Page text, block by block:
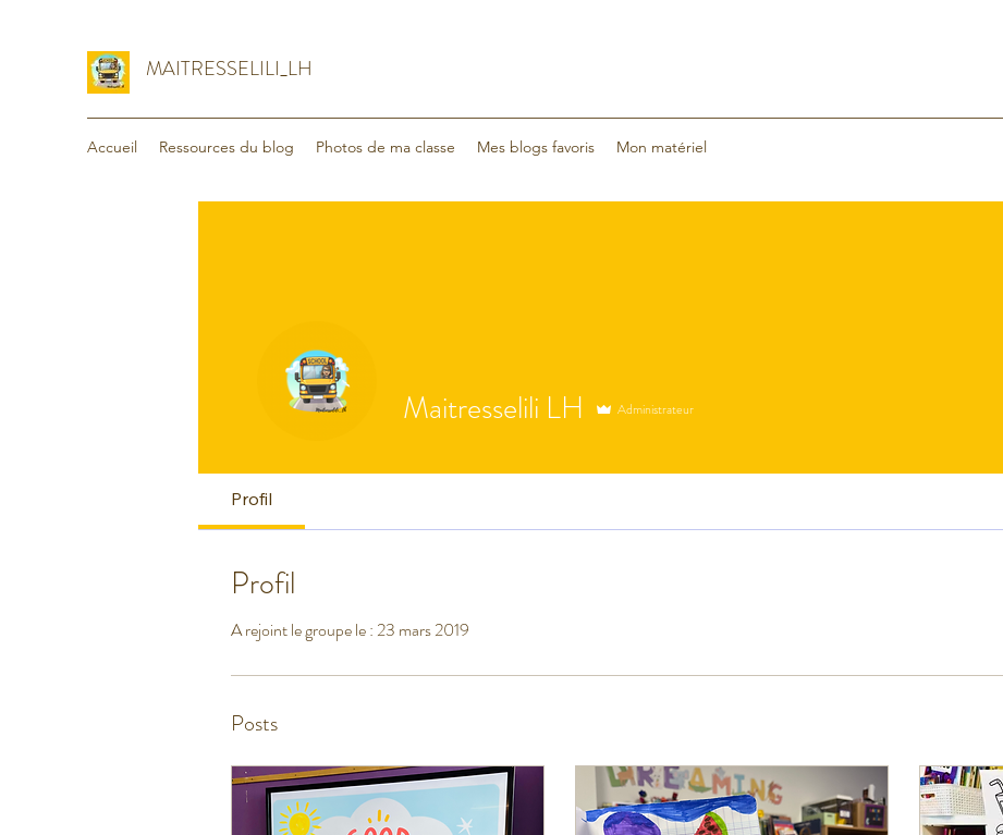
MAITRESSELILI_LH
Accueil Ressources du blog Photos de ma classe Mes blogs favoris Mon matériel
Maitresselili LH Administrateur
Profil
Profil
A rejoint le groupe le : 23 mars 2019
Posts